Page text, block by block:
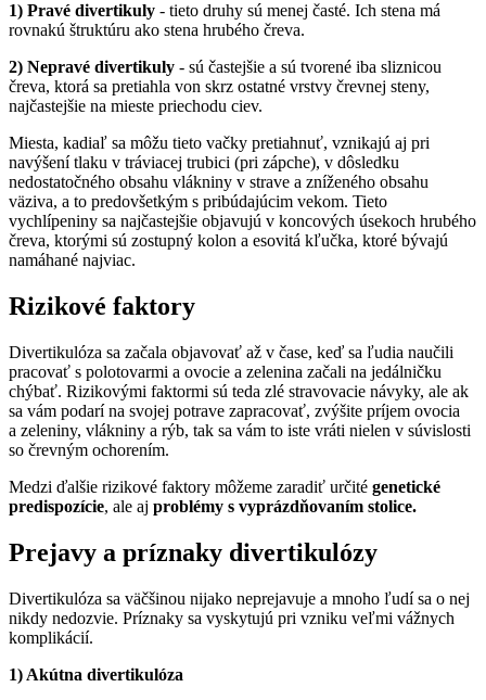
1) Pravé divertikuly - tieto druhy sú menej časté. Ich stena má
rovnakú štruktúru ako stena hrubého čreva.
2) Nepravé divertikuly - sú častejšie a sú tvorené iba sliznicou
čreva, ktorá sa pretiahla von skrz ostatné vrstvy črevnej steny,
najčastejšie na mieste priechodu ciev.
Miesta, kadiaľ sa môžu tieto vačky pretiahnuť, vznikajú aj pri
navýšení tlaku v tráviacej trubici (pri zápche), v dôsledku
nedostatočného obsahu vlákniny v strave a zníženého obsahu
väziva, a to predovšetkým s pribúdajúcim vekom. Tieto
vychlípeniny sa najčastejšie objavujú v koncových úsekoch hrubého
čreva, ktorými sú zostupný kolon a esovitá kľučka, ktoré bývajú
namáhané najviac.
Rizikové faktory
Divertikulóza sa začala objavovať až v čase, keď sa ľudia naučili
pracovať s polotovarmi a ovocie a zelenina začali na jedálničku
chýbať. Rizikovými faktormi sú teda zlé stravovacie návyky, ale ak
sa vám podarí na svojej potrave zapracovať, zvýšite príjem ovocia
a zeleniny, vlákniny a rýb, tak sa vám to iste vráti nielen v súvislosti
so črevným ochorením.
Medzi ďalšie rizikové faktory môžeme zaradiť určité genetické
predispozície, ale aj problémy s vyprázdňovaním stolice.
Prejavy a príznaky divertikulózy
Divertikulóza sa väčšinou nijako neprejavuje a mnoho ľudí sa o nej
nikdy nedozvie. Príznaky sa vyskytujú pri vzniku veľmi vážnych
komplikácií.
1) Akútna divertikulóza